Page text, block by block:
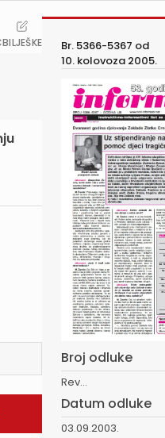
BILJEŠKE
Br. 5366-5367 od
10. kolovoza 2005.
Broj odluke
Rev...
Datum odluke
03.09.2003.